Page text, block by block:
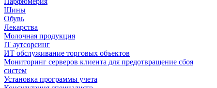
Шины
Обувь
Лекарства
Молочная продукция
IT аутсорсинг
ИТ обслуживание торговых объектов
Мониторинг серверов клиента для предотвращение сбоя
систем
Установка программы учета